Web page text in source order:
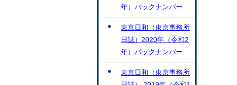
年）バックナンバー
東京日和（東京事務所
日誌）2020年（令和2
年）バックナンバー
東京日和（東京事務所